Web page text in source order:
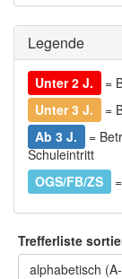
Legende
Unter 2 J.
=
Unter 3 J.
=
Ab 3 J.
=
Schuleintritt
OGS/FB/ZS
Trefferliste
alphabetisch